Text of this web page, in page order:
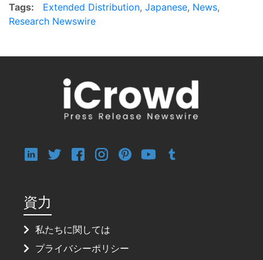
Tags:
Extended Distribution, Japanese, News,
Research Newswire
資力
私たちに関しては
プライバシーポリシー